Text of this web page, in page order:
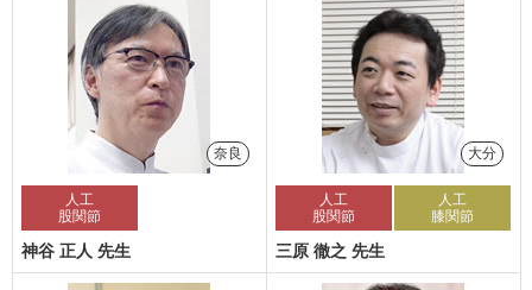
奈良
人工
股関節
神谷 正人 先生
大分
人工
股関節
人工
膝関節
三原 徹之 先生